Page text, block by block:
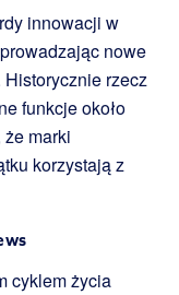
innowacji w
nowe
rzecz
funkcje około
marki
korzystają z
cyklem życia